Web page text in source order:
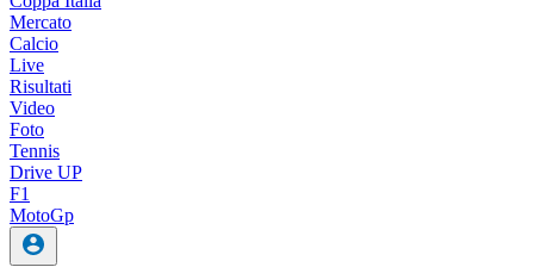
Mercato
Calcio
Live
Risultati
Video
Foto
Tennis
Drive UP
F1
MotoGp